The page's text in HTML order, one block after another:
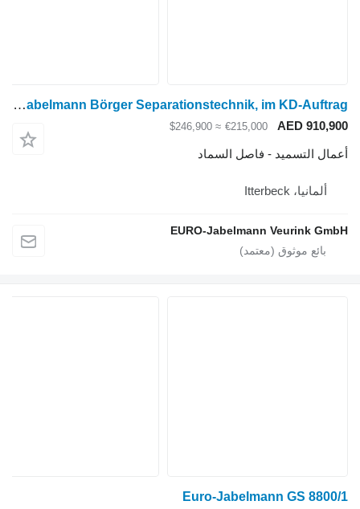
Euro-Jabelmann Börger Separationstechnik, im KD-Auftrag
AED 910,900
€215,000
≈ $246,900
أعمال التسميد - فاصل السماد
ألمانيا، Itterbeck
EURO-Jabelmann Veurink GmbH
Euro-Jabelmann GS 8800/1